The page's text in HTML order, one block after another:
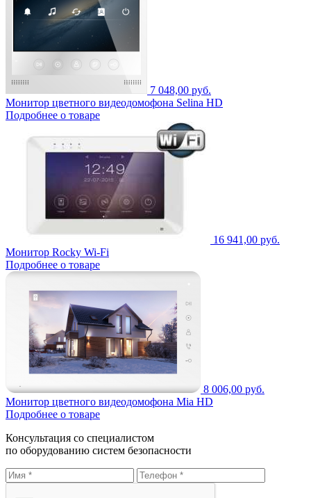
7 048,00 руб.
Монитор цветного видеодомофона Selina HD
Подробнее о товаре
16 941,00 руб.
Монитор Rocky Wi-Fi
Подробнее о товаре
8 006,00 руб.
Монитор цветного видеодомофона Mia HD
Подробнее о товаре
Консультация со специалистом
по оборудованию систем безопасности